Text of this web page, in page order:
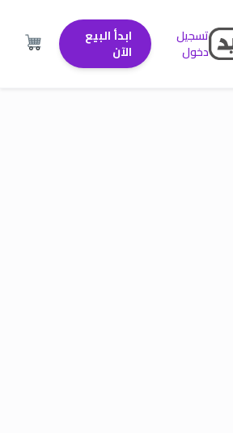
تسجيل
دخول
ابدأ البيع
الآن